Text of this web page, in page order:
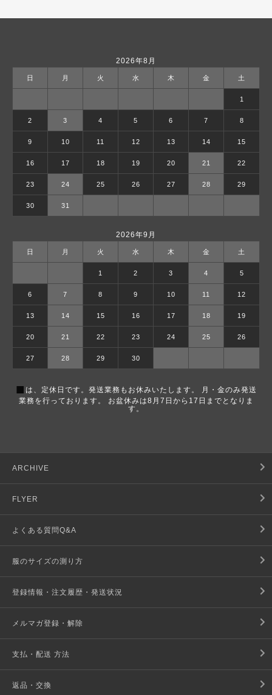
2026年8月
日 月 火 水 木 金 土
1
2 3 4 5 6 7 8
9 10 11 12 13 14 15
16 17 18 19 20 21 22
23 24 25 26 27 28 29
30 31
2026年9月
日 月 火 水 木 金 土
1 2 3 4 5
6 7 8 9 10 11 12
13 14 15 16 17 18 19
20 21 22 23 24 25 26
27 28 29 30
■ は、定休日です。発送業務もお休みいたします。 月・金のみ発送
業務を行っております。 お盆休みは8月7日から17日までとなりま
す。
ARCHIVE
FLYER
よくある質問Q&A
服のサイズの測り方
登録情報・注文履歴・発送状況
メルマガ登録・解除
支払・配送 方法
返品・交換